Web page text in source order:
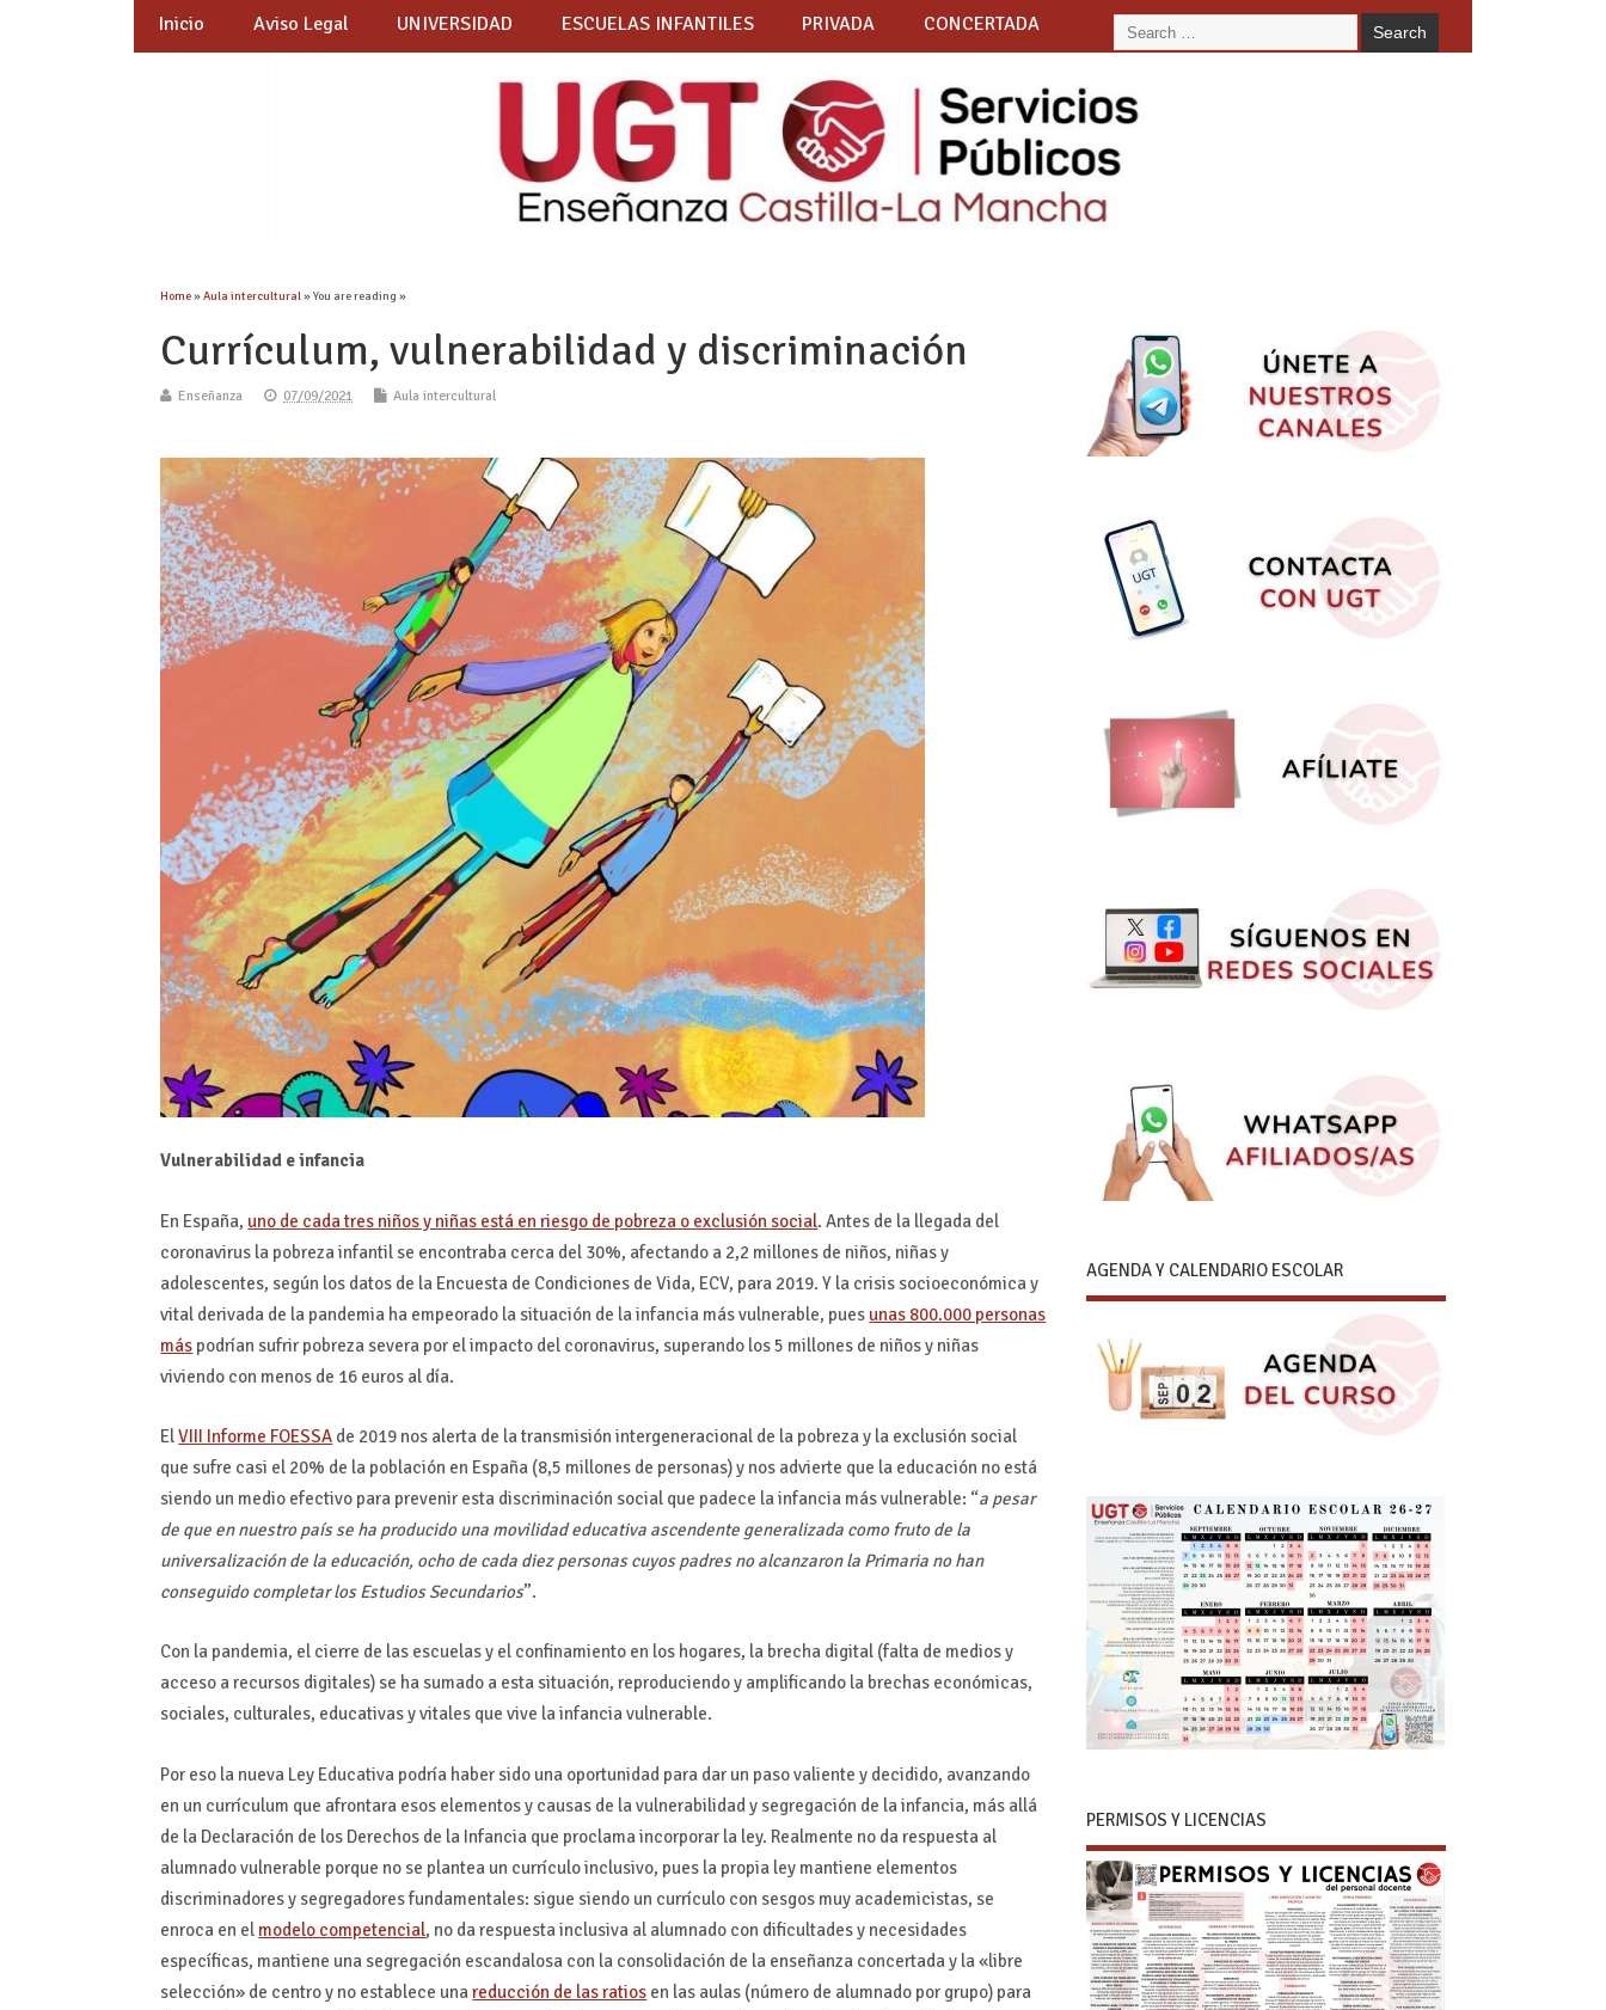
Inicio Aviso Legal UNIVERSIDAD ESCUELAS INFANTILES PRIVADA CONCERTADA
Home»Aula intercultural» You are reading »
Currículum, vulnerabilidad y discriminación
Enseñanza 07/09/2021 Aula intercultural
Vulnerabilidad e infancia
En España, uno de cada tres niños y niñas está en riesgo de pobreza o exclusión social. Antes de la llegada del
coronavirus la pobreza infantil se encontraba cerca del 30%, afectando a 2,2 millones de niños, niñas y
adolescentes, según los datos de la Encuesta de Condiciones de Vida, ECV, para 2019. Y la crisis socioeconómica y
vital derivada de la pandemia ha empeorado la situación de la infancia más vulnerable, pues unas 800.000 personas
más podrían sufrir pobreza severa por el impacto del coronavirus, superando los 5 millones de niños y niñas
viviendo con menos de 16 euros al día.
ElVIII Informe FOESSA de 2019 nos alerta de la transmisión intergeneracional de la pobreza y la exclusión social
que sufre casi el 20% de la población en España (8,5 millones de personas) y nos advierte que la educación no está
siendo un medio efectivo para prevenir esta discriminación social que padece la infancia más vulnerable: “a pesar
de que en nuestro país se ha producido una movilidad educativa ascendente generalizada como fruto de la
universalización de la educación, ocho de cada diez personas cuyos padres no alcanzaron la Primaria no han
conseguido completar los Estudios Secundarios”.
Con la pandemia, el cierre de las escuelas y el confinamiento en los hogares, la brecha digital (falta de medios y
acceso a recursos digitales) se ha sumado a esta situación, reproduciendo y amplificando la brechas económicas,
sociales, culturales, educativas y vitales que vive la infancia vulnerable.
Por eso la nueva Ley Educativa podría haber sido una oportunidad para dar un paso valiente y decidido, avanzando
en un currículum que afrontara esos elementos y causas de la vulnerabilidad y segregación de la infancia, más allá
de la Declaración de los Derechos de la Infancia que proclama incorporar la ley. Realmente no da respuesta al
alumnado vulnerable porque no se plantea un currículo inclusivo, pues la propia ley mantiene elementos
discriminadores y segregadores fundamentales: sigue siendo un currículo con sesgos muy academicistas, se
enroca en el modelo competencial, no da respuesta inclusiva al alumnado con dificultades y necesidades
específicas, mantiene una segregación escandalosa con la consolidación de la enseñanza concertada y la «libre
selección» de centro y no establece unareducción de las ratios en las aulas (número de alumnado por grupo) para
AGENDA Y CALENDARIO ESCOLAR
PERMISOS Y LICENCIAS